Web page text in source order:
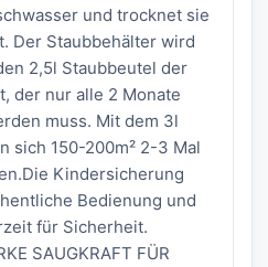
und trocknet sie
Der Staubbehälter wird
2,5l Staubbeutel der
der nur alle 2 Monate
muss. Mit dem 3l
sich 150-200m² 2-3 Mal
Kindersicherung
Bedienung und
für Sicherheit.
SAUGKRAFT FÜR